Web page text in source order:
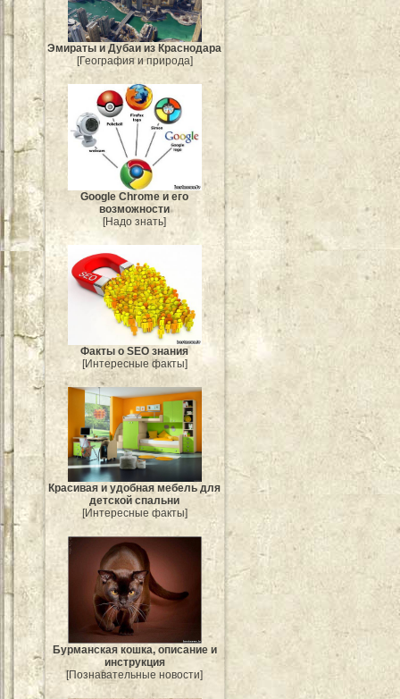
Эмираты и Дубаи из Краснодара
[География и природа]
Google Chrome и его
возможности
[Надо знать]
Факты о SEO знания
[Интересные факты]
Красивая и удобная мебель для
детской спальни
[Интересные факты]
Бурманская кошка, описание и
инструкция
[Познавательные новости]